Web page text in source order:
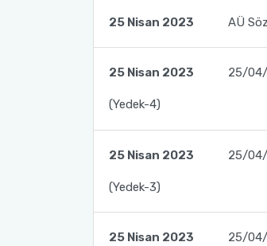
25 Nisan 2023 AÜ
25 Nisan 2023 25/04/
(Yedek-4)
25 Nisan 2023 25/04/
(Yedek-3)
25 Nisan 2023 25/04/
2022-2026 Stratejik Planı
Kemer Denizcilik Fakültesi
Kumluca Sağlık Bilimleri Fakültesi
Manavgat Sosyal ve Beşeri Bilimler Fakültesi
Manavgat Turizm Fakültesi
Sağlık Hizmetleri MYO
Serik Gülsün Süleyman Süral MYO
Sosyal Bilimler MYO
Teknik Bilimler MYO
Yapı İşleri ve Teknik Daire Başkanlığı
Uluslararası İlişkiler Ofisi
Mezun Bilgi Sistemi
Sıkça Sorulan Sorular
TÜBİTAK Projeleri